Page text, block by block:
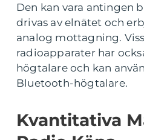
Den kan vara antingen
drivas av elnätet och
analog mottagning.
radioapparater har
högtalare och kan
Bluetooth-högtalare.
Kvantitativa